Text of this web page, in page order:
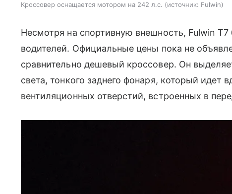
Кроссовер оснащается мотором на 242 л.с. источник: Fulwin
Несмотря на спортивную внешность, Fulwin
водителей. Официальные цены пока не
сравнительно дешевый кроссовер. Он
света, тонкого заднего фонаря, который идет
вентиляционных отверстий, встроенных в